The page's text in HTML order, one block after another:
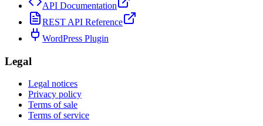
API Documentation
REST API Reference
WordPress Plugin
Legal
Legal notices
Privacy policy
Terms of sale
Terms of service